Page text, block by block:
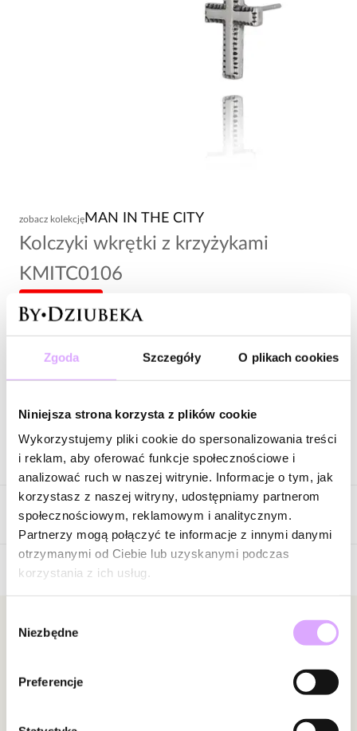
Zgoda Szczegóły O plikach cookies
Niniejsza strona korzysta z plików cookie
Wykorzystujemy pliki cookie do spersonalizowania treści
i reklam, aby oferować funkcje społecznościowe i
analizować ruch w naszej witrynie. Informacje o tym, jak
korzystasz z naszej witryny, udostępniamy partnerom
społecznościowym, reklamowym i analitycznym.
Partnerzy mogą połączyć te informacje z innymi danymi
otrzymanymi od Ciebie lub uzyskanymi podczas
korzystania z ich usług.
zgody
Niezbędne
Preferencje
zobacz kolekcję MAN IN THE CITY
Kolczyki wkrętki z krzyżykami
KMITC0106
64,00 zł
Wysyłka do 3 dni roboczych
Opis produktu
Surowiec: stal szlachetna.
Kolor surowca: srebrny.
Wielkość kolczyków: 1,02 cm x 1,70 cm.
Zobacz inne produkty z kolekcji Man In The City
Opinie
Bądź pierwszą osobą, która podzieli się opinią o tym
Powiadomienie
Newsletter